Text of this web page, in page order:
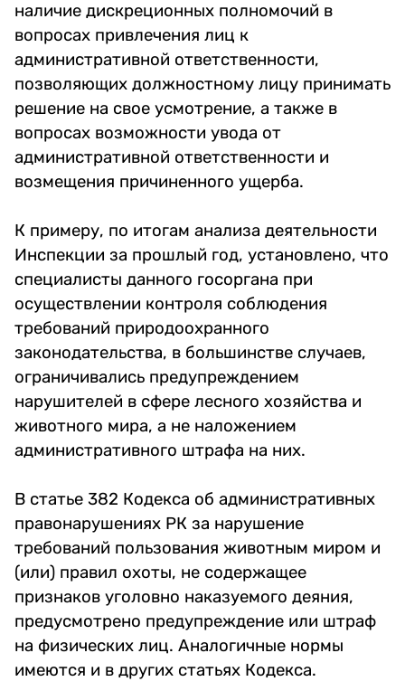
наличие дискреционных полномочий в
вопросах привлечения лиц к
административной ответственности,
позволяющих должностному лицу принимать
решение на свое усмотрение, а также в
вопросах возможности увода от
административной ответственности и
возмещения причиненного ущерба.
К примеру, по итогам анализа деятельности
Инспекции за прошлый год, установлено, что
специалисты данного госоргана при
осуществлении контроля соблюдения
требований природоохранного
законодательства, в большинстве случаев,
ограничивались предупреждением
нарушителей в сфере лесного хозяйства и
животного мира, а не наложением
административного штрафа на них.
В статье 382 Кодекса об административных
правонарушениях РК за нарушение
требований пользования животным миром и
(или) правил охоты, не содержащее
признаков уголовно наказуемого деяния,
предусмотрено предупреждение или штраф
на физических лиц. Аналогичные нормы
имеются и в других статьях Кодекса.